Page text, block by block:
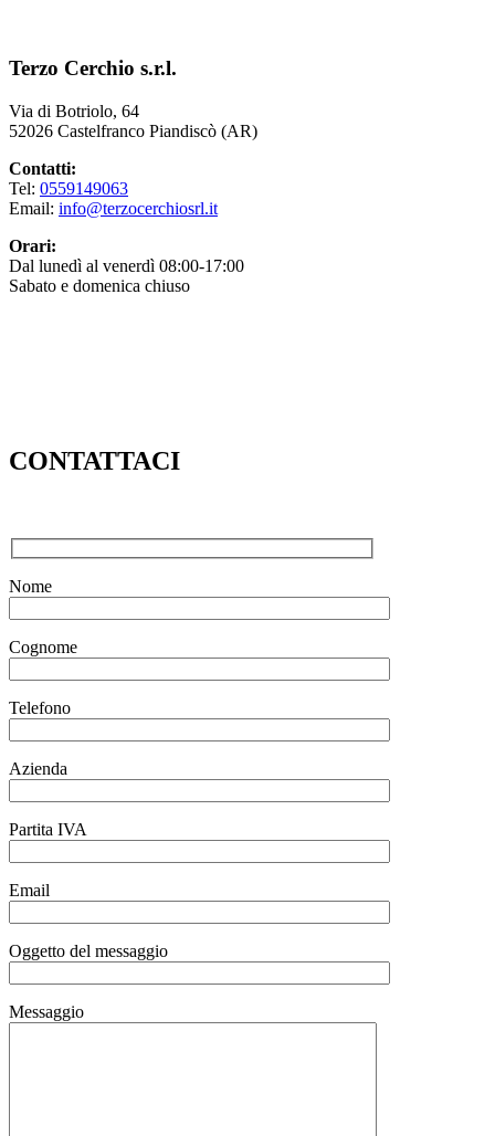
Terzo Cerchio s.r.l.
Via di Botriolo, 64
52026 Castelfranco Piandiscò (AR)
Contatti:
Tel: 0559149063
Email: info@terzocerchiosrl.it
Orari:
Dal lunedì al venerdì 08:00-17:00
Sabato e domenica chiuso
CONTATTACI
Nome
Cognome
Telefono
Azienda
Partita IVA
Email
Oggetto del messaggio
Messaggio